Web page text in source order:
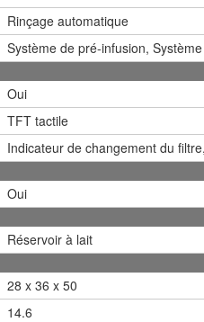
Rinçage automatique
Système de pré-infusion,
Oui
TFT tactile
Indicateur de changement du
Oui
Réservoir à lait
28 x 36 x 50
14.6